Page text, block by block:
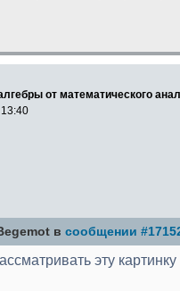
от математического
в сообщении
эту картинку